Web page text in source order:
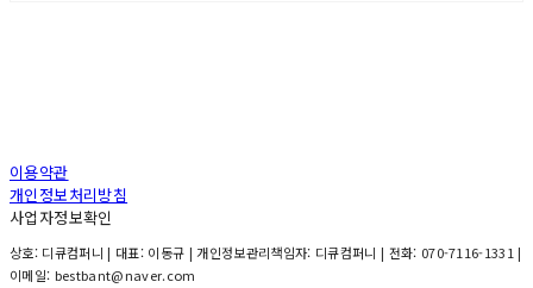
이용약관
개인정보처리방침
사업자정보확인
상호: 디큐컴퍼니 | 대표: 이동규 | 개인정보관리책임자: 디큐컴퍼니 | 전화: 070-7116-1331 |
이메일: bestbant@naver.com